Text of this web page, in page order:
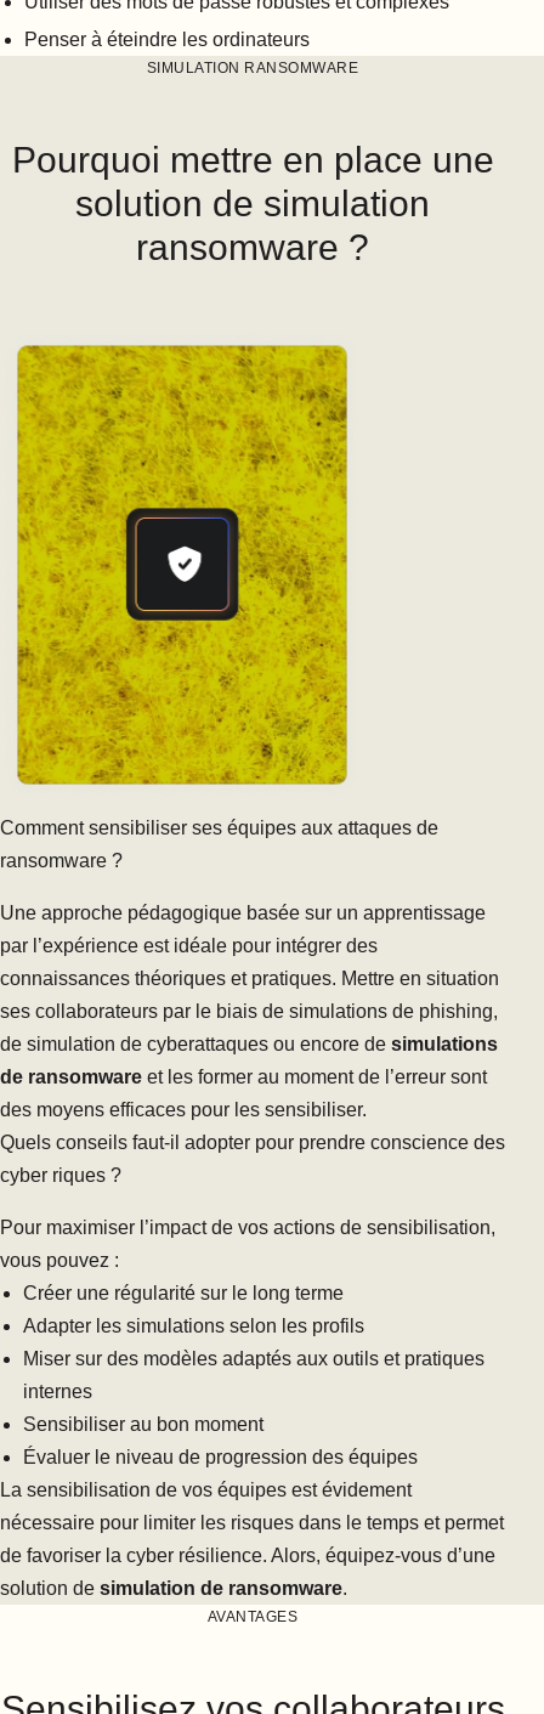
Penser à éteindre les ordinateurs
SIMULATION RANSOMWARE
Pourquoi mettre en place une
solution de simulation
ransomware ?
Comment sensibiliser ses équipes aux attaques de
ransomware ?
Une approche pédagogique basée sur un apprentissage
par l’expérience est idéale pour intégrer des
connaissances théoriques et pratiques. Mettre en situation
ses collaborateurs par le biais de simulations de phishing,
de simulation de cyberattaques ou encore de simulations
de ransomware et les former au moment de l’erreur sont
des moyens efficaces pour les sensibiliser.
Quels conseils faut-il adopter pour prendre conscience des
cyber riques ?
Pour maximiser l’impact de vos actions de sensibilisation,
vous pouvez :
Créer une régularité sur le long terme
Adapter les simulations selon les profils
Miser sur des modèles adaptés aux outils et pratiques
internes
Sensibiliser au bon moment
Évaluer le niveau de progression des équipes
La sensibilisation de vos équipes est évidement
nécessaire pour limiter les risques dans le temps et permet
de favoriser la cyber résilience. Alors, équipez-vous d’une
solution de simulation de ransomware.
AVANTAGES